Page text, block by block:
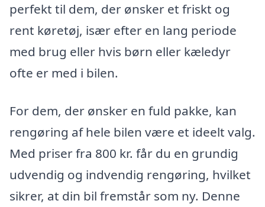
perfekt til dem, der ønsker et friskt og
rent køretøj, især efter en lang periode
med brug eller hvis børn eller kæledyr
ofte er med i bilen.
For dem, der ønsker en fuld pakke, kan
rengøring af hele bilen være et ideelt valg.
Med priser fra 800 kr. får du en grundig
udvendig og indvendig rengøring, hvilket
sikrer, at din bil fremstår som ny. Denne